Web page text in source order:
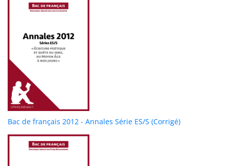
Bac de français 2012 - Annales Série ES/S (Corrigé)